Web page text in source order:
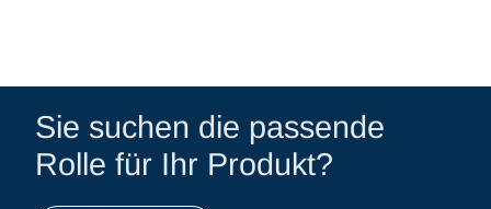
Sie suchen die passende
Rolle für Ihr Produkt?